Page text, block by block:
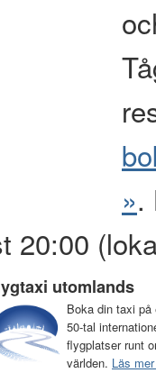
».
20:00
utomlands
Boka din taxi på
50-tal
flygplatser runt
världen. Läs